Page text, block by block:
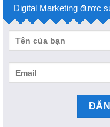
Digital Marketing được